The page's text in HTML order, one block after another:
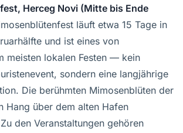
Herceg Novi (Mitte bis Ende
läuft etwa 15 Tage in
und ist eines von
meisten lokalen Festen — kein
sondern eine langjährige
Die berühmten Mimosenblüten der
Hang über dem alten Hafen
den Veranstaltungen gehören